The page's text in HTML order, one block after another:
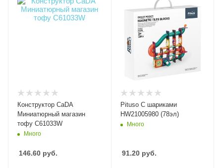
Конструктор CaDA
Миниатюрный магазин
тофу C61033W
Много
146.60 руб.
Pituso С шариками
HW21005980 (78эл)
Много
91.20руб.